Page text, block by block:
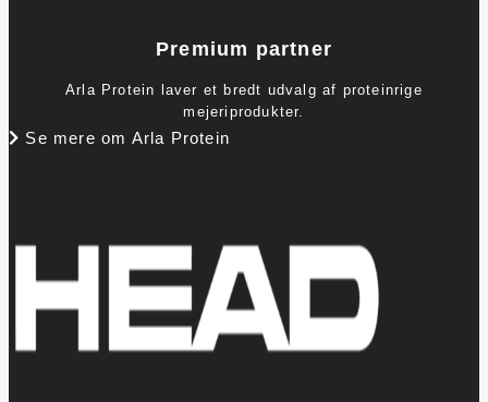
Premium partner
Arla Protein laver et bredt udvalg af proteinrige
mejeriprodukter.
Se mere om Arla Protein